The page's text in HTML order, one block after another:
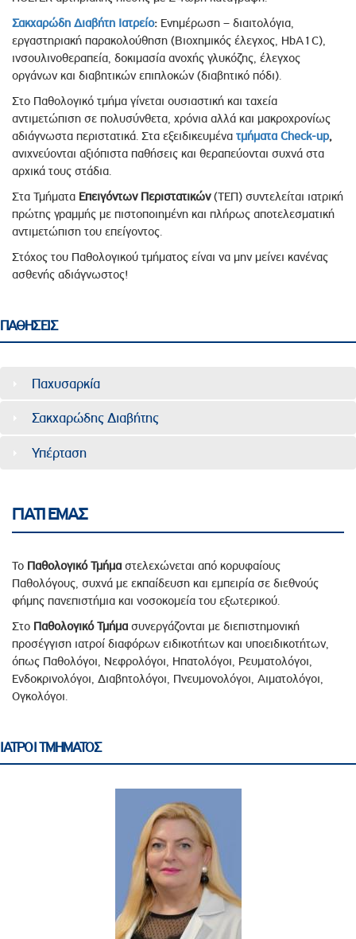
Σακχαρώδη Διαβήτη Iατρείο: Ενημέρωση – διαιτολόγια,
εργαστηριακή παρακολούθηση (Βιοχημικός έλεγχος, HbA1C),
ινσουλινοθεραπεία, δοκιμασία ανοχής γλυκόζης, έλεγχος
οργάνων και διαβητικών επιπλοκών (διαβητικό πόδι).
Στο Παθολογικό τμήμα γίνεται ουσιαστική και ταχεία
αντιμετώπιση σε πολυσύνθετα, χρόνια αλλά και μακροχρονίως
αδιάγνωστα περιστατικά. Στα εξειδικευμένα τμήματα Check-up,
ανιχνεύονται αξιόπιστα παθήσεις και θεραπεύονται συχνά στα
αρχικά τους στάδια.
Στα Τμήματα Επειγόντων Περιστατικών(ΤΕΠ) συντελείται ιατρική
πρώτης γραμμής με πιστοποιημένη και πλήρως αποτελεσματική
αντιμετώπιση του επείγοντος.
Στόχος του Παθολογικού τμήματος είναι να μην μείνει κανένας
ασθενής αδιάγνωστος!
ΠΑΘΗΣΕΙΣ
Παχυσαρκία
Σακχαρώδης Διαβήτης
Υπέρταση
ΓΙΑΤΙ ΕΜΑΣ
Το Παθολογικό Τμήμα στελεχώνεται από κορυφαίους
Παθολόγους, συχνά με εκπαίδευση και εμπειρία σε διεθνούς
φήμης πανεπιστήμια και νοσοκομεία του εξωτερικού.
Στο Παθολογικό Τμήμα συνεργάζονται με διεπιστημονική
προσέγγιση ιατροί διαφόρων ειδικοτήτων και υποειδικοτήτων,
όπως Παθολόγοι, Νεφρολόγοι, Ηπατολόγοι, Ρευματολόγοι,
Ενδοκρινολόγοι, Διαβητολόγοι, Πνευμονολόγοι, Αιματολόγοι,
Ογκολόγοι.
ΙΑΤΡΟΙ ΤΜΗΜΑΤΟΣ